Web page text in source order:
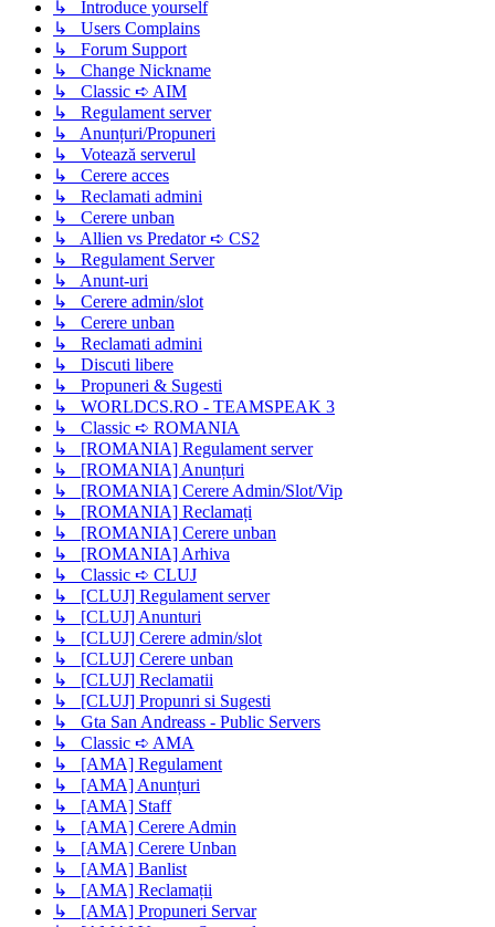
↳ Introduce yourself
↳ Users Complains
↳ Forum Support
↳ Change Nickname
↳ Classic ➪ AIM
↳ Regulament server
↳ Anunțuri/Propuneri
↳ Votează serverul
↳ Cerere acces
↳ Reclamati admini
↳ Cerere unban
↳ Allien vs Predator ➪ CS2
↳ Regulament Server
↳ Anunt-uri
↳ Cerere admin/slot
↳ Cerere unban
↳ Reclamati admini
↳ Discuti libere
↳ Propuneri & Sugesti
↳ WORLDCS.RO - TEAMSPEAK 3
↳ Classic ➪ ROMANIA
↳ [ROMANIA] Regulament server
↳ [ROMANIA] Anunțuri
↳ [ROMANIA] Cerere Admin/Slot/Vip
↳ [ROMANIA] Reclamați
↳ [ROMANIA] Cerere unban
↳ [ROMANIA] Arhiva
↳ Classic ➪ CLUJ
↳ [CLUJ] Regulament server
↳ [CLUJ] Anunturi
↳ [CLUJ] Cerere admin/slot
↳ [CLUJ] Cerere unban
↳ [CLUJ] Reclamatii
↳ [CLUJ] Propunri si Sugesti
↳ Gta San Andreass - Public Servers
↳ Classic ➪ AMA
↳ [AMA] Regulament
↳ [AMA] Anunțuri
↳ [AMA] Staff
↳ [AMA] Cerere Admin
↳ [AMA] Cerere Unban
↳ [AMA] Banlist
↳ [AMA] Reclamații
↳ [AMA] Propuneri Servar